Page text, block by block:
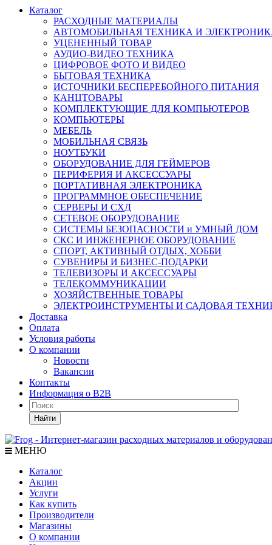
Каталог
РАСХОДНЫЕ МАТЕРИАЛЫ
АВТОМОБИЛЬНАЯ ТЕХНИКА И
УЦЕНЕННЫЙ ТОВАР
АУДИО-ВИДЕО ТЕХНИКА
ЦИФРОВОЕ ФОТО И ВИДЕО
БЫТОВАЯ ТЕХНИКА
ИСТОЧНИКИ БЕСПЕРЕБОЙНОГО ПИТАНИЯ
КАНЦТОВАРЫ
КОМПЛЕКТУЮЩИЕ ДЛЯ КОМПЬЮТЕРОВ
КОМПЬЮТЕРЫ
МЕБЕЛЬ
МОБИЛЬНАЯ СВЯЗЬ
НОУТБУКИ
ОБОРУДОВАНИЕ ДЛЯ ГЕЙМЕРОВ
ПЕРИФЕРИЯ И АКСЕССУАРЫ
ПОРТАТИВНАЯ ЭЛЕКТРОНИКА
ПРОГРАММНОЕ ОБЕСПЕЧЕНИЕ
СЕРВЕРЫ И СХД
СЕТЕВОЕ ОБОРУДОВАНИЕ
СИСТЕМЫ БЕЗОПАСНОСТИ и УМНЫЙ ДОМ
СКС И ИНЖЕНЕРНОЕ ОБОРУДОВАНИЕ
СПОРТ, АКТИВНЫЙ ОТДЫХ, ХОББИ
СУВЕНИРЫ И БИЗНЕС-ПОДАРКИ
ТЕЛЕВИЗОРЫ И АКСЕССУАРЫ
ТЕЛЕКОММУНИКАЦИИ
ХОЗЯЙСТВЕННЫЕ ТОВАРЫ
ЭЛЕКТРОИНСТРУМЕНТЫ И САДОВАЯ
Доставка
Оплата
Условия работы
О компании
Новости
Вакансии
Контакты
Информация о B2B
Найти
МЕНЮ
Каталог
Акции
Услуги
Как купить
Производители
Магазины
О компании